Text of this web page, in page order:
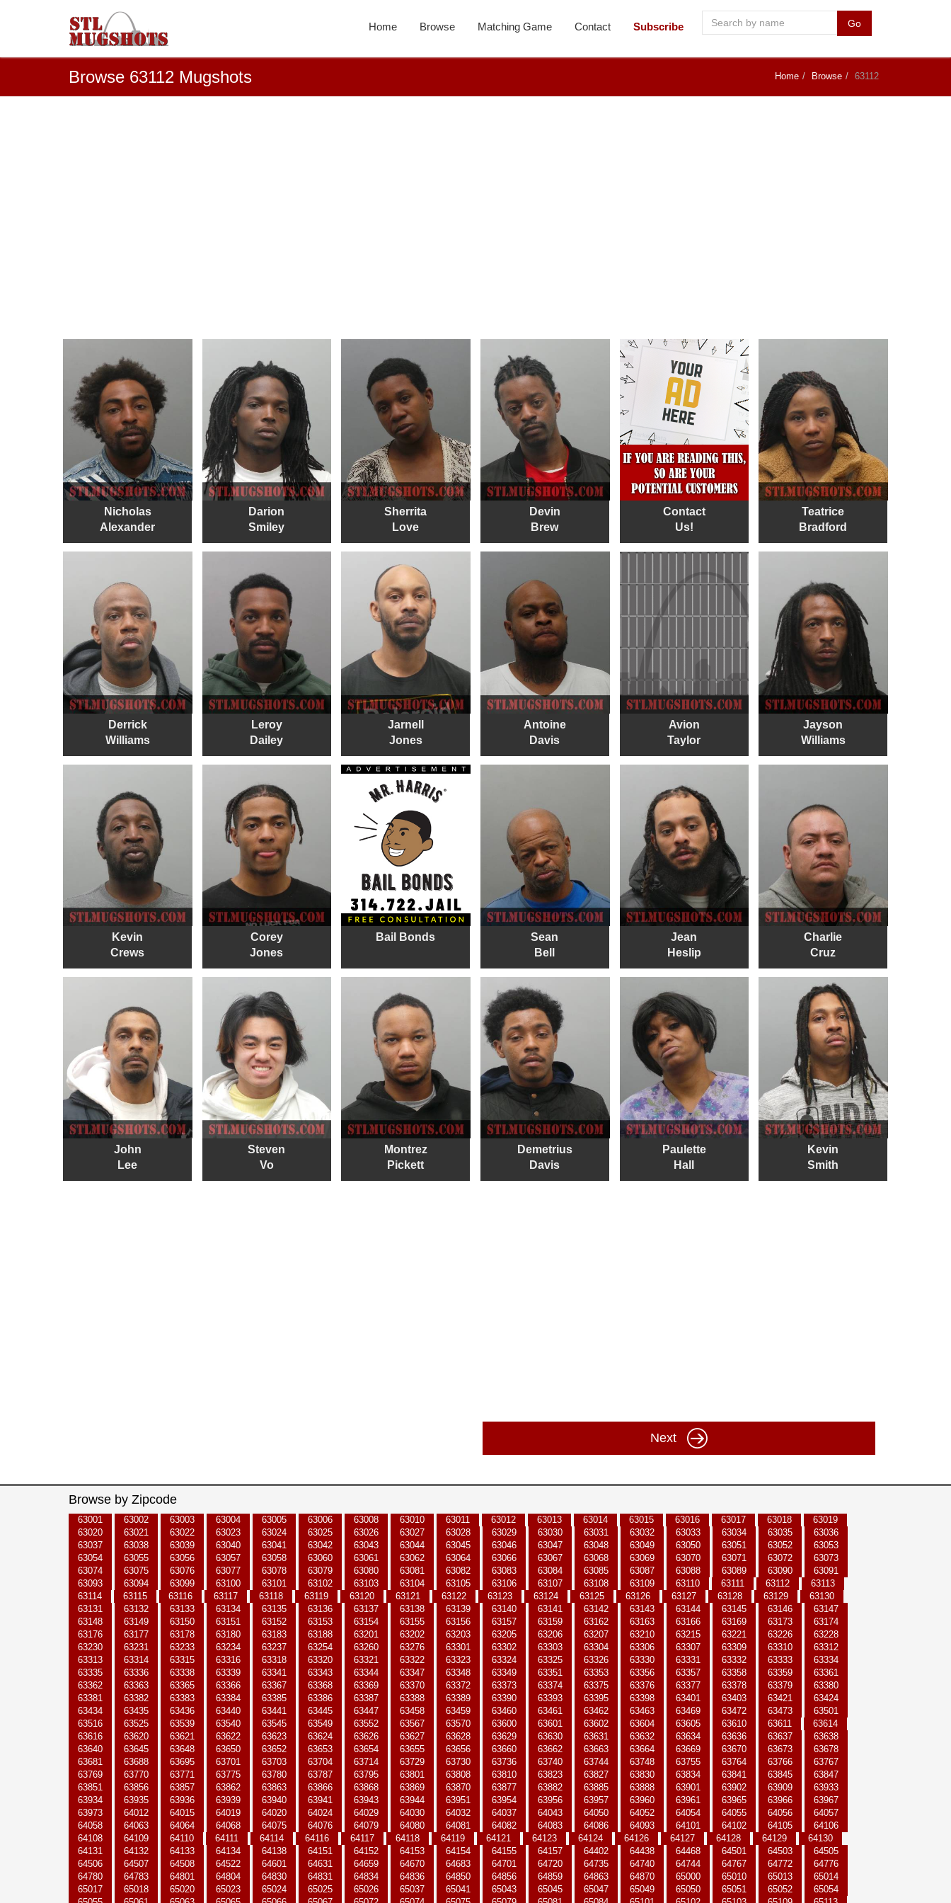
Home Browse Matching Game Contact Subscribe Go
Browse 63112 Mugshots Home Browse 63112
Nicholas
Alexander
Darion
Smiley
Sherrita
Love
Devin
Brew
Contact
Us!
Teatrice
Bradford
Derrick
Williams
Leroy
Dailey
Jarnell
Jones
Antoine
Davis
Avion
Taylor
Jayson
Williams
Kevin
Crews
Corey
Jones
Bail Bonds
Sean
Bell
Jean
Heslip
Charlie
Cruz
John
Lee
Steven
Vo
Montrez
Pickett
Demetrius
Davis
Paulette
Hall
Kevin
Smith
Next
Browse by Zipcode
63001 63002 63003 63004 63005 63006 63008 63010 63011 63012 63013 63014 63015 63016 63017 63018
63019
63020
63021 63022 63023 63024 63025 63026 63027 63028 63029 63030 63031 63032 63033 63034 63035
63036
63037
63038 63039 63040 63041 63042 63043 63044 63045 63046 63047 63048 63049 63050 63051 63052
63053
63054
63055 63056 63057 63058 63060 63061 63062 63064 63066 63067 63068 63069 63070 63071 63072
63073
63074
63075 63076 63077 63078 63079 63080 63081 63082 63083 63084 63085 63087 63088 63089 63090
63091
63093
63094 63099 63100 63101 63102 63103 63104 63105 63106 63107 63108 63109 63110 63111 63112
63113
63114
63115 63116 63117 63118 63119 63120 63121 63122 63123 63124 63125 63126 63127 63128 63129
63130
63131
63132 63133 63134 63135 63136 63137 63138 63139 63140 63141 63142 63143 63144 63145 63146
63147
63148
63149 63150 63151 63152 63153 63154 63155 63156 63157 63159 63162 63163 63166 63169 63173
63174
63176
63177 63178 63180 63183 63188 63201 63202 63203 63205 63206 63207 63210 63215 63221 63226
63228
63230
63231 63233 63234 63237 63254 63260 63276 63301 63302 63303 63304 63306 63307 63309 63310
63312
63313
63314 63315 63316 63318 63320 63321 63322 63323 63324 63325 63326 63330 63331 63332 63333
63334
63335
63336 63338 63339 63341 63343 63344 63347 63348 63349 63351 63353 63356 63357 63358 63359
63361
63362
63363 63365 63366 63367 63368 63369 63370 63372 63373 63374 63375 63376 63377 63378 63379
63380
63381
63382 63383 63384 63385 63386 63387 63388 63389 63390 63393 63395 63398 63401 63403 63421
63424
63434
63435 63436 63440 63441 63445 63447 63458 63459 63460 63461 63462 63463 63469 63472 63473
63501
63516
63525 63539 63540 63545 63549 63552 63567 63570 63600 63601 63602 63604 63605 63610 63611
63614
63616
63620 63621 63622 63623 63624 63626 63627 63628 63629 63630 63631 63632 63634 63636 63637
63638
63640
63645 63648 63650 63652 63653 63654 63655 63656 63660 63662 63663 63664 63669 63670 63673
63678
63681
63688 63695 63701 63703 63704 63714 63729 63730 63736 63740 63744 63748 63755 63764 63766
63767
63769
63770 63771 63775 63780 63787 63795 63801 63808 63810 63823 63827 63830 63834 63841 63845
63847
63851
63856 63857 63862 63863 63866 63868 63869 63870 63877 63882 63885 63888 63901 63902 63909
63933
63934
63935 63936 63939 63940 63941 63943 63944 63951 63954 63956 63957 63960 63961 63965 63966
63967
63973
64012 64015 64019 64020 64024 64029 64030 64032 64037 64043 64050 64052 64054 64055 64056
64057
64058
64063 64064 64068 64075 64076 64079 64080 64081 64082 64083 64086 64093 64101 64102 64105
64106
64108
64109 64110 64111 64114 64116 64117 64118 64119 64121 64123 64124 64126 64127 64128 64129
64130
64131
64132 64133 64134 64138 64151 64152 64153 64154 64155 64157 64402 64438 64468 64501 64503
64505
64506
64507 64508 64522 64601 64631 64659 64670 64683 64701 64720 64735 64740 64744 64767 64772
64776
64780
64783 64801 64804 64830 64831 64834 64836 64850 64856 64859 64863 64870 65000 65010 65013
65014
65017
65018 65020 65023 65024 65025 65026 65037 65041 65043 65045 65047 65049 65050 65051 65052
65054